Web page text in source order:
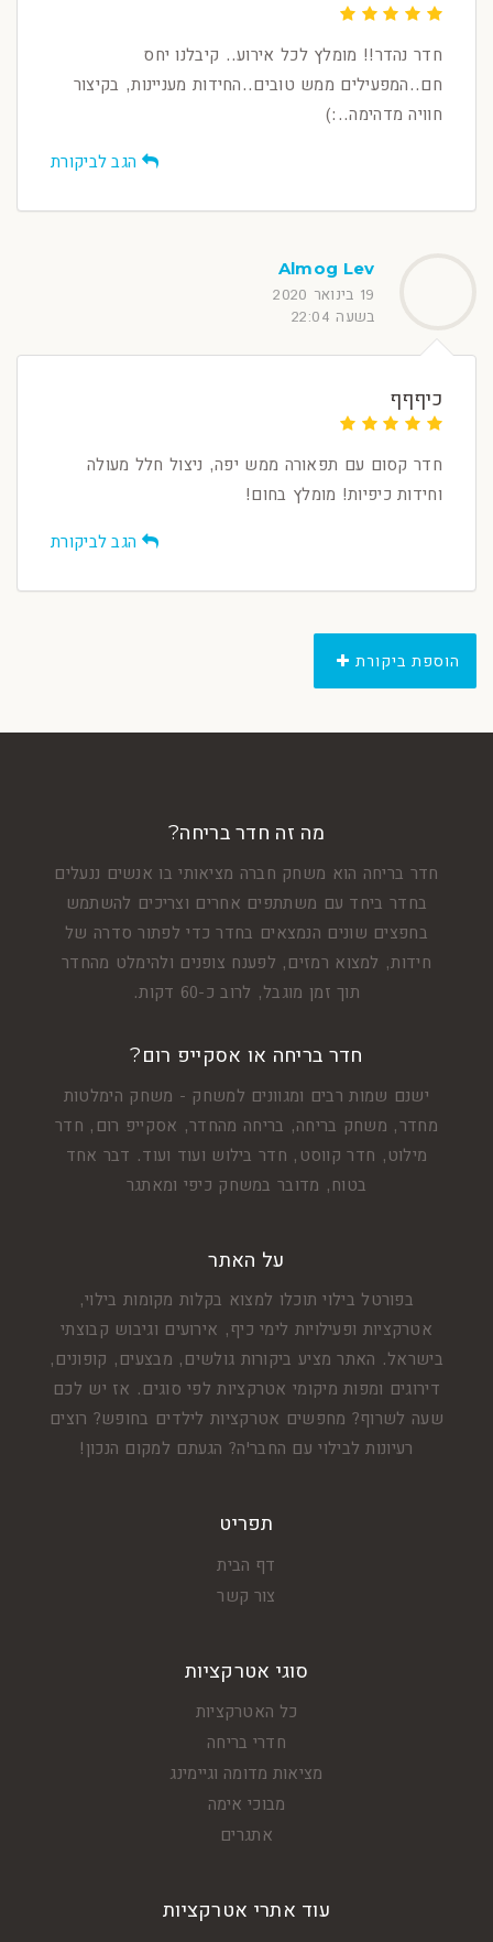
חדר נהדר!! מומלץ לכל אירוע.. קיבלנו יחס
חם..המפעילים ממש טובים..החידות מעניינות, בקיצור
חוויה מדהימה..:)
הגב לביקורת
Almog Lev
19 בינואר 2020
בשעה 22:04
כיףףף
חדר קסום עם תפאורה ממש יפה, ניצול חלל מעולה
וחידות כיפיות! מומלץ בחום!
הגב לביקורת
הוספת ביקורת
מה זה חדר בריחה?
חדר בריחה הוא משחק חברה מציאותי בו אנשים ננעלים
בחדר ביחד עם משתתפים אחרים וצריכים להשתמש
בחפצים שונים הנמצאים בחדר כדי לפתור סדרה של
חידות, למצוא רמזים, לפענח צופנים ולהימלט מהחדר
תוך זמן מוגבל, לרוב כ-60 דקות.
חדר בריחה או אסקייפ רום?
ישנם שמות רבים ומגוונים למשחק - משחק הימלטות
מחדר, משחק בריחה, בריחה מהחדר, אסקייפ רום, חדר
מילוט, חדר קווסט, חדר בילוש ועוד ועוד. דבר אחד
בטוח, מדובר במשחק כיפי ומאתגר
על האתר
בפורטל בילוי תוכלו למצוא בקלות מקומות בילוי,
אטרקציות ופעילויות לימי כיף, אירועים וגיבוש קבוצתי
בישראל. האתר מציע ביקורות גולשים, מבצעים, קופונים,
דירוגים ומפות מיקומי אטרקציות לפי סוגים. אז יש לכם
שעה לשרוף? מחפשים אטרקציות לילדים בחופש? רוצים
רעיונות לבילוי עם החבר'ה? הגעתם למקום הנכון!
תפריט
דף הבית
צור קשר
סוגי אטרקציות
כל האטרקציות
חדרי בריחה
מציאות מדומה וגיימינג
מבוכי אימה
אתגרים
עוד אתרי אטרקציות